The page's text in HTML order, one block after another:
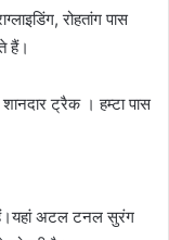
रोहतांग पास
हैं।
ट्रैक । हम्टा पास
हैं।यहां अटल टनल सुरंग